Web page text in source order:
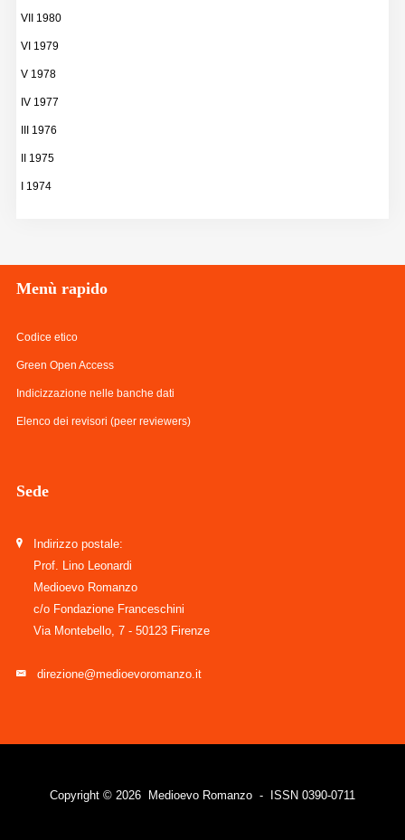
VII 1980
VI 1979
V 1978
IV 1977
III 1976
II 1975
I 1974
Menù rapido
Codice etico
Green Open Access
Indicizzazione nelle banche dati
Elenco dei revisori (peer reviewers)
Sede
Indirizzo postale:
Prof. Lino Leonardi
Medioevo Romanzo
c/o Fondazione Franceschini
Via Montebello, 7 - 50123 Firenze
direzione@medioevoromanzo.it
Copyright © 2026 Medioevo Romanzo - ISSN 0390-0711